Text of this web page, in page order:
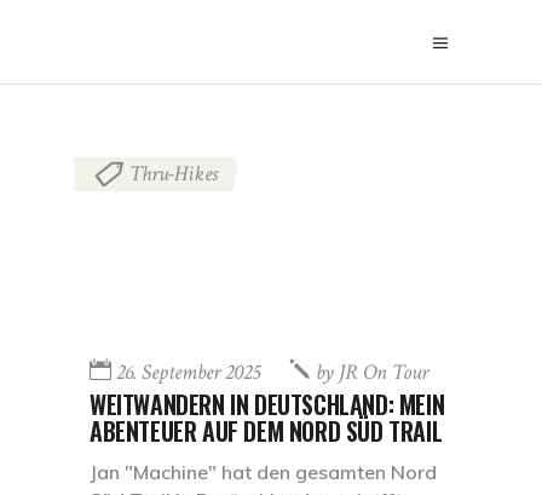
Thru-Hikes
26. September 2025 by JR On Tour
WEITWANDERN IN DEUTSCHLAND: MEIN
ABENTEUER AUF DEM NORD SÜD TRAIL
Jan "Machine" hat den gesamten Nord